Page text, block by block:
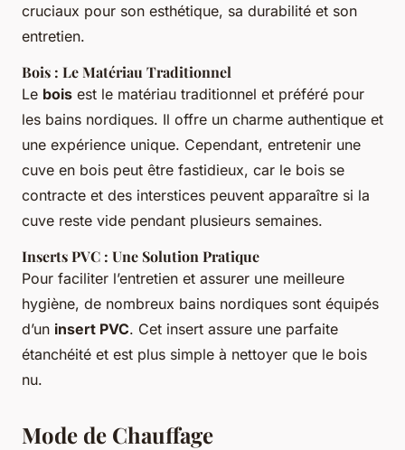
cruciaux pour son esthétique, sa durabilité et son
entretien.
Bois : Le Matériau Traditionnel
Le bois est le matériau traditionnel et préféré pour
les bains nordiques. Il offre un charme authentique et
une expérience unique. Cependant, entretenir une
cuve en bois peut être fastidieux, car le bois se
contracte et des interstices peuvent apparaître si la
cuve reste vide pendant plusieurs semaines.
Inserts PVC : Une Solution Pratique
Pour faciliter l’entretien et assurer une meilleure
hygiène, de nombreux bains nordiques sont équipés
d’un insert PVC. Cet insert assure une parfaite
étanchéité et est plus simple à nettoyer que le bois
nu.
Mode de Chauffage